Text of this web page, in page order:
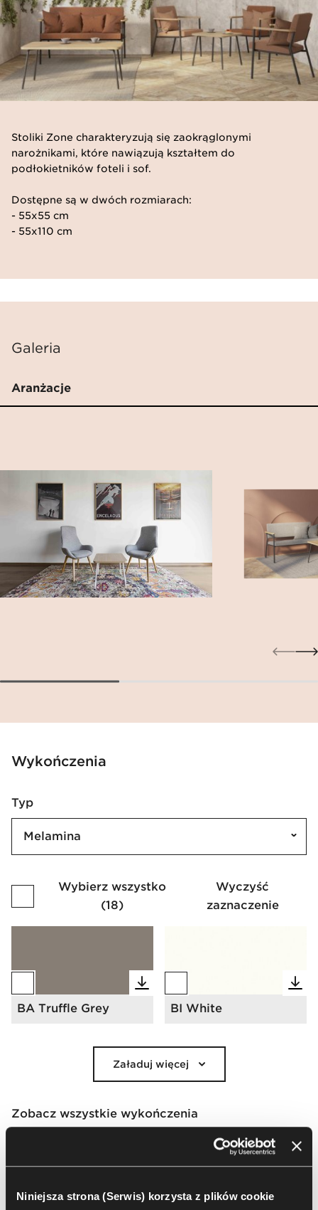
Niniejsza strona (Serwis) korzysta z plików cookie
Stoliki Zone charakteryzują się zaokrąglonymi
narożnikami, które nawiązują kształtem do
podłokietników foteli i sof.
Dostępne są w dwóch rozmiarach:
- 55x55 cm
- 55x110 cm​
Galeria
Aranżacje
Wykończenia
Typ
Melamina
Wybierz wszystko
(18)
Wyczyść
zaznaczenie
BA Truffle Grey BI White
Załaduj więcej
Zobacz wszystkie wykończenia